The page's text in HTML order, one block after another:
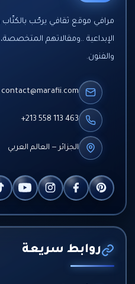
مرافي موقع ثقافي يرحّب
الإبداعية ..ومقالاتهم
والفنون.
contact@marafii.com
+213 558 113 463
الجزائر — العالم العربي
روابط سريعة